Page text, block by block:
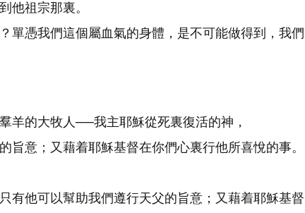
他祖宗那裏。
單憑我們這個屬血氣的身體，是不可能做得到，我們
羊的大牧人──我主耶穌從死裏復活的神，
旨意；又藉着耶穌基督在你們心裏行他所喜悅的事。
有他可以幫助我們遵行天父的旨意；又藉着耶穌基督